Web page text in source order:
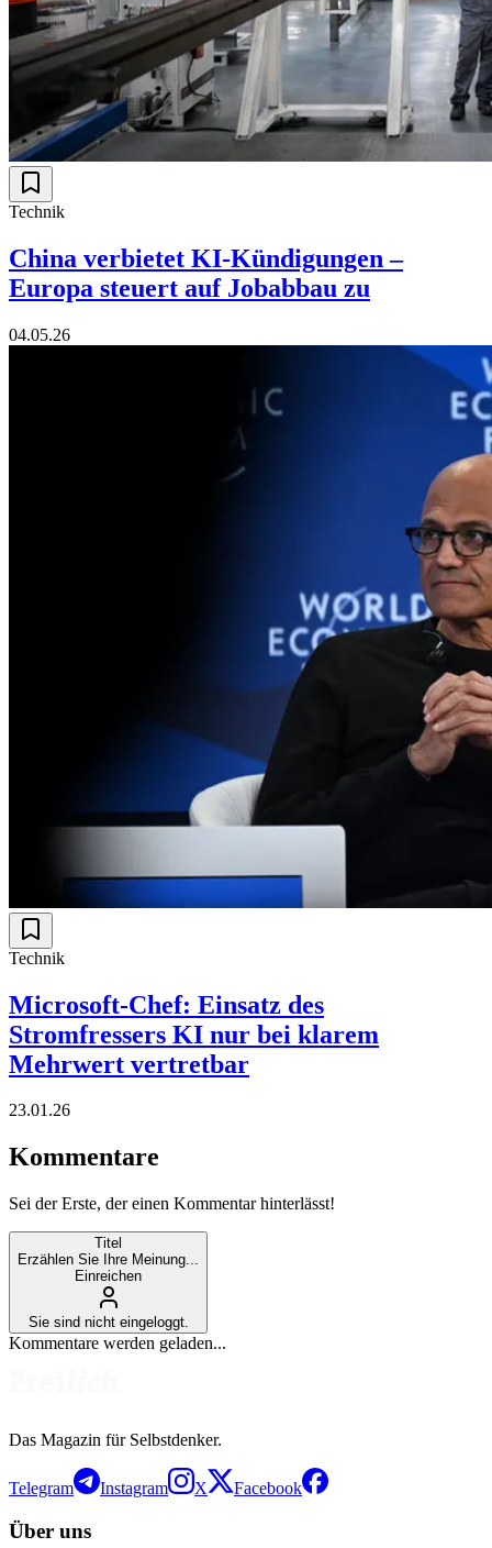
Technik
China verbietet KI-Kündigungen –
Europa steuert auf Jobabbau zu
04.05.26
Technik
Microsoft-Chef: Einsatz des
Stromfressers KI nur bei klarem
Mehrwert vertretbar
23.01.26
Kommentare
Sei der Erste, der einen Kommentar hinterlässt!
Titel
Erzählen Sie Ihre Meinung...
Einreichen
Sie sind nicht eingeloggt.
Kommentare werden geladen...
Das Magazin für Selbstdenker.
Telegram Instagram X Facebook
Über uns